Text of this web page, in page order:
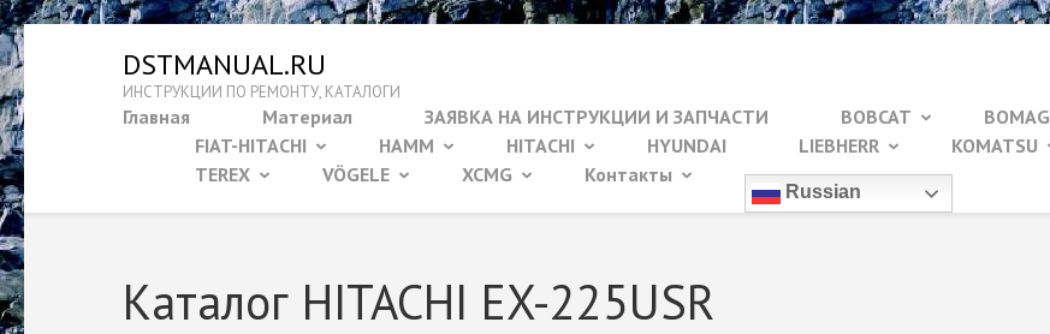
Перейти
к
содержимому
(нажмите
Enter)
DSTMANUAL.RU
ИНСТРУКЦИИ ПО РЕМОНТУ, КАТАЛОГИ
Главная Материал ЗАЯВКА НА ИНСТРУКЦИИ И ЗАПЧАСТИ BOBCAT BOMAG
FIAT-HITACHI
HAMM HITACHI HYUNDAI LIEBHERR KOMATSU
TEREX
VÖGELE XCMG Контакты
Russian
Каталог HITACHI EX-225USR